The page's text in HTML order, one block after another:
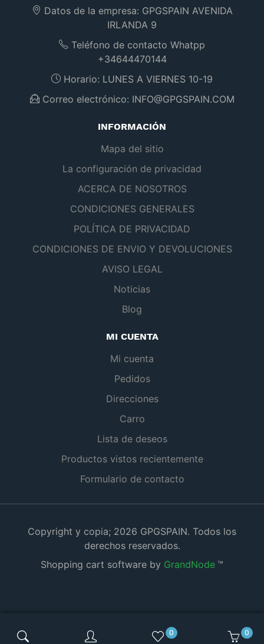
0 0
Datos de la empresa: GPGSPAIN AVENIDA
IRLANDA 9
Teléfono de contacto Whatpp
+34644470144
Horario: LUNES A VIERNES 10-19
Correo electrónico: INFO@GPGSPAIN.COM
INFORMACIÓN
Mapa del sitio
La configuración de privacidad
ACERCA DE NOSOTROS
CONDICIONES GENERALES
POLÍTICA DE PRIVACIDAD
CONDICIONES DE ENVIO Y DEVOLUCIONES
AVISO LEGAL
Noticias
Blog
MI CUENTA
Mi cuenta
Pedidos
Direcciones
Carro
Lista de deseos
Productos vistos recientemente
Formulario de contacto
Copyright y copia; 2026 GPGSPAIN. Todos los
derechos reservados.
Shopping cart software by GrandNode ™